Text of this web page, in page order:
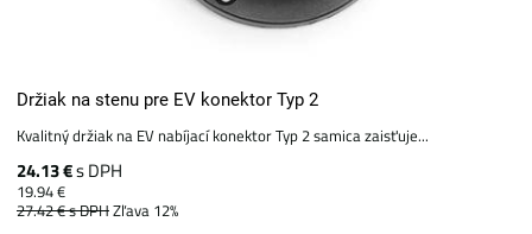
Držiak na stenu pre EV konektor Typ 2
Kvalitný držiak na EV nabíjací konektor Typ 2 samica zaisťuje...
24.13 €s DPH
19.94 €
27.42 €s DPHZľava 12%